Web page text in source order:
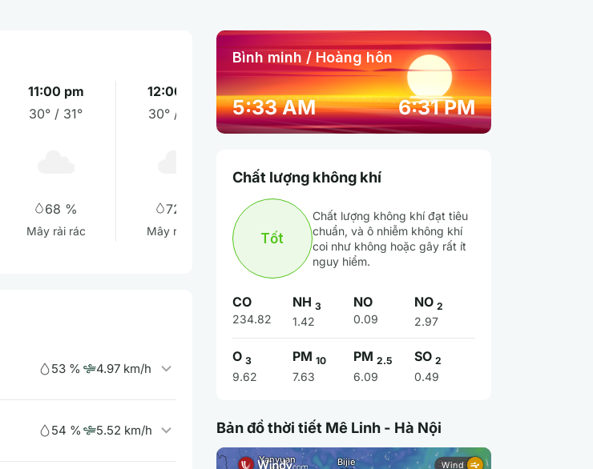
11:00 pm
30° / 31°
68 %
Mây rải rác
12:00 am
30° / 30°
72 %
Mây rải rác
01:00 am
30° / 30°
74 %
Mây thưa
02:00 am
30° / 30°
73 %
Mây thưa
53 % 4.97 km/h
54 % 5.52 km/h
Bình minh / Hoàng hôn
5:33 AM 6:31 PM
Chất lượng không khí
Tốt
Chất lượng không khí đạt tiêu
chuẩn, và ô nhiễm không khí
coi như không hoặc gây rất ít
nguy hiểm.
CO
234.82
NH3
1.42
NO
0.09
NO2
2.97
O 3
9.62
PM10
7.63
PM2.5
6.09
SO2
0.49
Bản đồ thời tiết Mê Linh - Hà Nội